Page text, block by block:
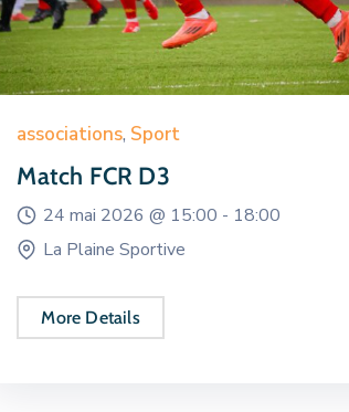
associations, Sport
Match FCR D3
24 mai 2026 @ 15:00 - 18:00
La Plaine Sportive
More Details